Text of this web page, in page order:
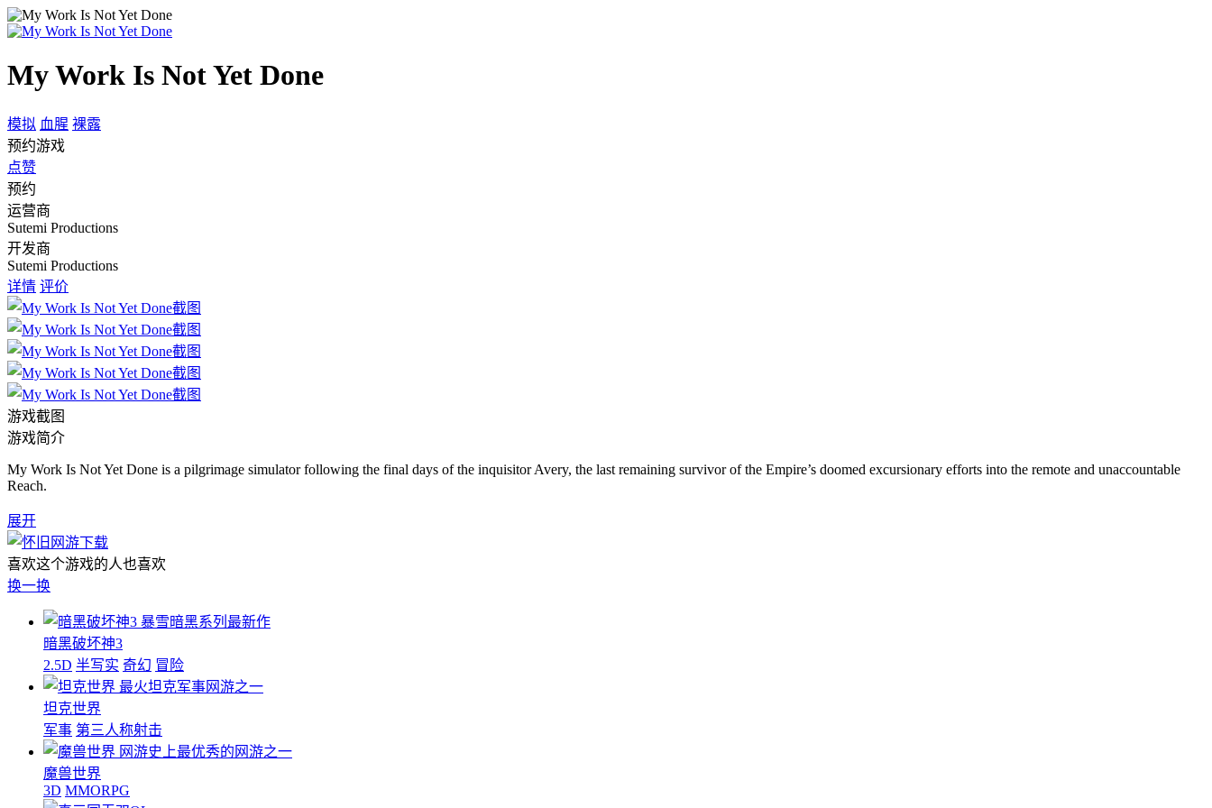
My Work Is Not Yet Done
模拟 血腥 裸露
预约游戏
点赞
预约
运营商
Sutemi Productions
开发商
Sutemi Productions
详情 评价
游戏截图
游戏简介
My Work Is Not Yet Done is a pilgrimage simulator following the final days of the inquisitor Avery, the last remaining survivor of the Empire’s doomed excursionary efforts into the remote and unaccountable
Reach.
展开
喜欢这个游戏的人也喜欢
换一换
暴雪暗黑系列最新作
暗黑破坏神3
2.5D 半写实 奇幻 冒险
最火坦克军事网游之一
坦克世界
军事 第三人称射击
网游史上最优秀的网游之一
魔兽世界
3D MMORPG